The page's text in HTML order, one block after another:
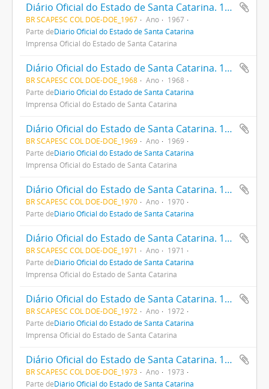
Diário Oficial do Estado de Santa Catarina. 1967
BR SCAPESC COL DOE-DOE_1967 Ano
1967
Parte deDiário Oficial do Estado de Santa Catarina
Imprensa Oficial do Estado de Santa Catarina
Diário Oficial do Estado de Santa Catarina. 1968
BR SCAPESC COL DOE-DOE_1968 Ano
1968
Parte deDiário Oficial do Estado de Santa Catarina
Imprensa Oficial do Estado de Santa Catarina
Diário Oficial do Estado de Santa Catarina. 1969
BR SCAPESC COL DOE-DOE_1969 Ano
1969
Parte deDiário Oficial do Estado de Santa Catarina
Imprensa Oficial do Estado de Santa Catarina
Diário Oficial do Estado de Santa Catarina. 1970
BR SCAPESC COL DOE-DOE_1970 Ano
1970
Parte deDiário Oficial do Estado de Santa Catarina
Diário Oficial do Estado de Santa Catarina. 1971
BR SCAPESC COL DOE-DOE_1971 Ano
1971
Parte deDiário Oficial do Estado de Santa Catarina
Imprensa Oficial do Estado de Santa Catarina
Diário Oficial do Estado de Santa Catarina. 1972
BR SCAPESC COL DOE-DOE_1972 Ano
1972
Parte deDiário Oficial do Estado de Santa Catarina
Imprensa Oficial do Estado de Santa Catarina
Diário Oficial do Estado de Santa Catarina. 1973
BR SCAPESC COL DOE-DOE_1973 Ano
1973
Parte deDiário Oficial do Estado de Santa Catarina